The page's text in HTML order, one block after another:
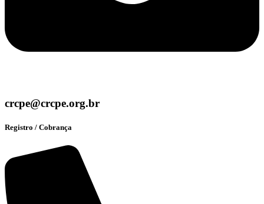
crcpe@crcpe.org.br
Registro / Cobrança